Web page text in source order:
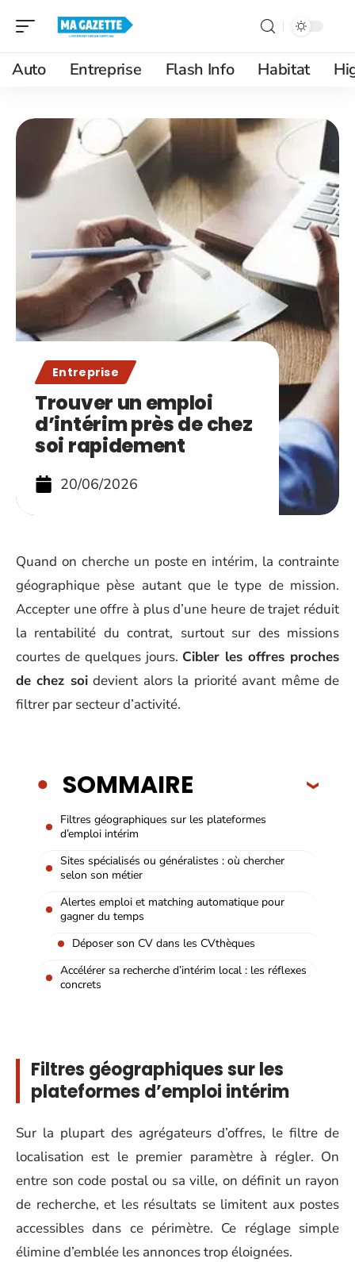
Auto Entreprise Flash Info Habitat
Entreprise
Trouver un emploi
d’intérim près de chez
soi rapidement
20/06/2026
Quand on cherche un poste en intérim, la contrainte
géographique pèse autant que le type de mission.
Accepter une offre à plus d’une heure de trajet réduit
la rentabilité du contrat, surtout sur des missions
courtes de quelques jours. Cibler les offres proches
de chez soidevient alors la priorité avant même de
filtrer par secteur d’activité.
SOMMAIRE
Filtres géographiques sur les plateformes
d’emploi intérim
Sites spécialisés ou généralistes : où chercher
selon son métier
Alertes emploi et matching automatique pour
gagner du temps
Déposer son CV dans les CVthèques
Accélérer sa recherche d’intérim local : les réflexes
concrets
Filtres géographiques sur les
plateformes d’emploi intérim
Sur la plupart des agrégateurs d’offres, le filtre de
localisation est le premier paramètre à régler. On
entre son code postal ou sa ville, on définit un rayon
de recherche, et les résultats se limitent aux postes
accessibles dans ce périmètre. Ce réglage simple
élimine d’emblée les annonces trop éloignées.